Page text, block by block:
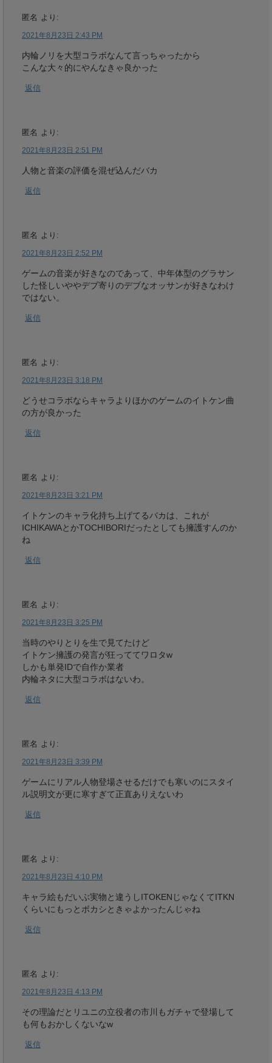
匿名 より:
2021年8月23日 2:43 PM
内輪ノリを大型コラボなんて言っちゃったから
こんな大々的にやんなきゃ良かった
返信
匿名 より:
2021年8月23日 2:51 PM
人物と音楽の評価を混ぜ込んだバカ
返信
匿名 より:
2021年8月23日 2:52 PM
ゲームの音楽が好きなのであって、中年体型のグラサン
した怪しいややデブ寄りのデブなオッサンが好きなわけ
ではない。
返信
匿名 より:
2021年8月23日 3:18 PM
どうせコラボならキャラよりほかのゲームのイトケン曲
の方が良かった
返信
匿名 より:
2021年8月23日 3:21 PM
イトケンのキャラ化持ち上げてるバカは、これが
ICHIKAWAとかTOCHIBORIだったとしても擁護すんのか
ね
返信
匿名 より:
2021年8月23日 3:25 PM
当時のやりとりを生で見てたけど
イトケン擁護の発言が狂っててワロタw
しかも単発IDで自作か業者
内輪ネタに大型コラボはないわ。
返信
匿名 より:
2021年8月23日 3:39 PM
ゲームにリアル人物登場させるだけでも寒いのにスタイ
ル説明文が更に寒すぎて正直ありえないわ
返信
匿名 より:
2021年8月23日 4:10 PM
キャラ絵もだいぶ実物と違うしITOKENじゃなくてITKN
くらいにもっとボカシときゃよかったんじゃね
返信
匿名 より:
2021年8月23日 4:13 PM
その理論だとリユニの立役者の市川もガチャで登場して
も何もおかしくないなw
返信